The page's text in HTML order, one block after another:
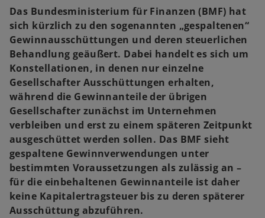
n
e
n
e
u
n
R
e
i
s
t
r
a
t
g
e
ö
f
f
n
e
e
n
u
e
n
e
i
t
e
r
a
r
t
g
ö
f
e
t
Das Bundesministerium für Finanzen (BMF) hat
sich kürzlich zu den sogenannten „gespaltenen“
Gewinnausschüttungen und deren steuerlichen
Behandlung geäußert. Dabei handelt es sich um
Konstellationen, in denen nur einzelne
Gesellschafter Ausschüttungen erhalten,
während die Gewinnanteile der übrigen
Gesellschafter zunächst im Unternehmen
verbleiben und erst zu einem späteren Zeitpunkt
ausgeschüttet werden sollen. Das BMF sieht
gespaltene Gewinnverwendungen unter
bestimmten Voraussetzungen als zulässig an –
für die einbehaltenen Gewinnanteile ist daher
keine Kapitalertragsteuer bis zu deren späterer
Ausschüttung abzuführen.